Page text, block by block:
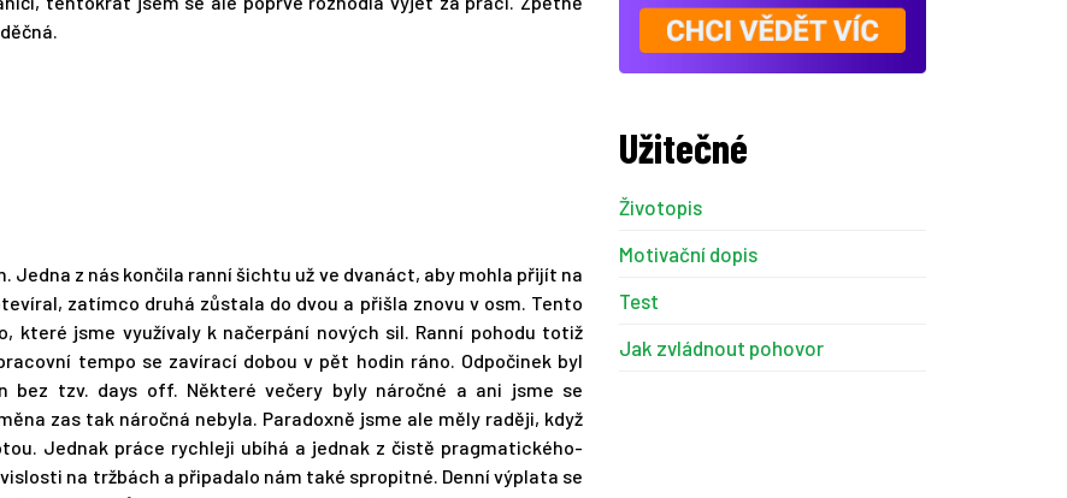
Jedna z nás končila ranní šichtu už ve dvanáct, aby mohla přijít na
zatímco druhá zůstala do dvou a přišla znovu v osm. Tento
které jsme využívaly k načerpání nových sil. Ranní pohodu totiž
tempo se zavírací dobou v pět hodin ráno. Odpočinek byl
bez tzv. days off. Některé večery byly náročné a ani jsme se
zas tak náročná nebyla. Paradoxně jsme ale měly raději, když
Jednak práce rychleji ubíhá a jednak z čistě pragmatického-
na tržbách a připadalo nám také spropitné. Denní výplata se
Užitečné
Životopis
Motivační dopis
Test
Jak zvládnout pohovor